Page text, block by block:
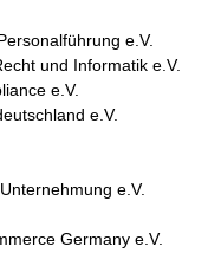
e.V.
und Informatik e.V.
e.V.
e.V.
e.V.
Germany e.V.